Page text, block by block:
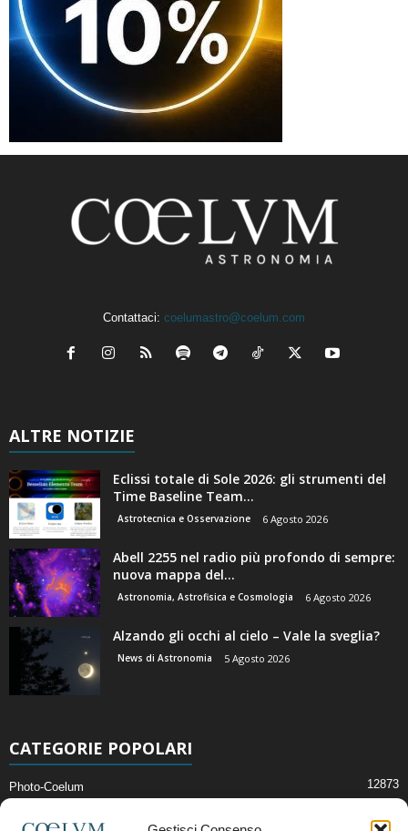
Contattaci: coelumastro@coelum.com
ALTRE NOTIZIE
Eclissi totale di Sole 2026: gli strumenti del
Time Baseline Team...
Astrotecnica e Osservazione 6 Agosto 2026
Abell 2255 nel radio più profondo di sempre:
nuova mappa del...
Astronomia, Astrofisica e Cosmologia 6 Agosto 2026
Alzando gli occhi al cielo – Vale la sveglia?
News di Astronomia 5 Agosto 2026
CATEGORIE POPOLARI
Photo-Coelum 12873